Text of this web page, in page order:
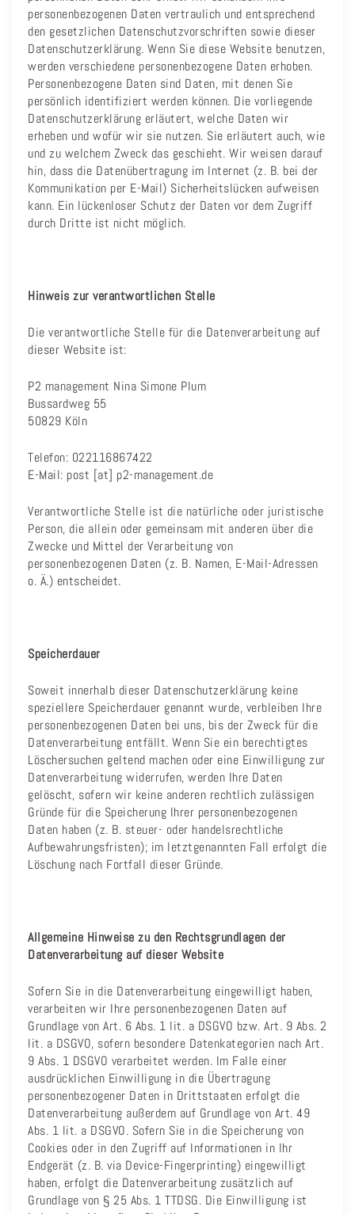
personenbezogenen Daten vertraulich und entsprechend
den gesetzlichen Datenschutzvorschriften sowie dieser
Datenschutzerklärung. Wenn Sie diese Website benutzen,
werden verschiedene personenbezogene Daten erhoben.
Personenbezogene Daten sind Daten, mit denen Sie
persönlich identifiziert werden können. Die vorliegende
Datenschutzerklärung erläutert, welche Daten wir
erheben und wofür wir sie nutzen. Sie erläutert auch, wie
und zu welchem Zweck das geschieht. Wir weisen darauf
hin, dass die Datenübertragung im Internet (z. B. bei der
Kommunikation per E-Mail) Sicherheitslücken aufweisen
kann. Ein lückenloser Schutz der Daten vor dem Zugriff
durch Dritte ist nicht möglich.
Hinweis zur verantwortlichen Stelle
Die verantwortliche Stelle für die Datenverarbeitung auf
dieser Website ist:
P2 management Nina Simone Plum
Bussardweg 55
50829 Köln
Telefon: 022116867422
E-Mail: post [at] p2-management.de
Verantwortliche Stelle ist die natürliche oder juristische
Person, die allein oder gemeinsam mit anderen über die
Zwecke und Mittel der Verarbeitung von
personenbezogenen Daten (z. B. Namen, E-Mail-Adressen
o. Ä.) entscheidet.
Speicherdauer
Soweit innerhalb dieser Datenschutzerklärung keine
speziellere Speicherdauer genannt wurde, verbleiben Ihre
personenbezogenen Daten bei uns, bis der Zweck für die
Datenverarbeitung entfällt. Wenn Sie ein berechtigtes
Löschersuchen geltend machen oder eine Einwilligung zur
Datenverarbeitung widerrufen, werden Ihre Daten
gelöscht, sofern wir keine anderen rechtlich zulässigen
Gründe für die Speicherung Ihrer personenbezogenen
Daten haben (z. B. steuer- oder handelsrechtliche
Aufbewahrungsfristen); im letztgenannten Fall erfolgt die
Löschung nach Fortfall dieser Gründe.
Allgemeine Hinweise zu den Rechtsgrundlagen der
Datenverarbeitung auf dieser Website
Sofern Sie in die Datenverarbeitung eingewilligt haben,
verarbeiten wir Ihre personenbezogenen Daten auf
Grundlage von Art. 6 Abs. 1 lit. a DSGVO bzw. Art. 9 Abs. 2
lit. a DSGVO, sofern besondere Datenkategorien nach Art.
9 Abs. 1 DSGVO verarbeitet werden. Im Falle einer
ausdrücklichen Einwilligung in die Übertragung
personenbezogener Daten in Drittstaaten erfolgt die
Datenverarbeitung außerdem auf Grundlage von Art. 49
Abs. 1 lit. a DSGVO. Sofern Sie in die Speicherung von
Cookies oder in den Zugriff auf Informationen in Ihr
Endgerät (z. B. via Device-Fingerprinting) eingewilligt
haben, erfolgt die Datenverarbeitung zusätzlich auf
Grundlage von § 25 Abs. 1 TTDSG. Die Einwilligung ist